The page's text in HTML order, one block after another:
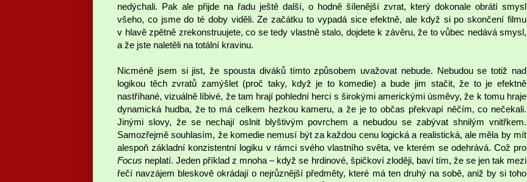
nedýchali. Pak ale přijde na řadu ještě další, o hodně šílenější zvrat, který dokonale obrátí smysl
všeho, co jsme do té doby viděli. Ze začátku to vypadá sice efektně, ale když si po skončení filmu
v hlavě zpětně zrekonstruujete, co se tedy vlastně stalo, dojdete k závěru, že to vůbec nedává smysl,
a že jste naletěli na totální kravinu.
Nicméně jsem si jist, že spousta diváků tímto způsobem uvažovat nebude. Nebudou se totiž nad
logikou těch zvratů zamýšlet (proč taky, když je to komedie) a bude jim stačit, že to je efektně
nastříhané, vizuálně líbivé, že tam hrají pohlední herci s širokými americkými úsměvy, že k tomu hraje
dynamická hudba, že to má celkem hezkou kameru, a že je to občas překvapí něčím, co nečekali.
Jinými slovy, že se nechají oslnit blyštivým povrchem a nebudou se zabývat shnilým vnitřkem.
Samozřejmě souhlasím, že komedie nemusí být za každou cenu logická a realistická, ale měla by mít
alespoň základní konzistentní logiku v rámci svého vlastního světa, ve kterém se odehrává. Což pro
Focus neplatí. Jeden příklad z mnoha – když se hrdinové, špičkoví zloději, baví tím, že se jen tak mezi
řečí navzájem bleskově okrádají o nejrůznější předměty, které má ten druhý na sobě, aniž by si toho